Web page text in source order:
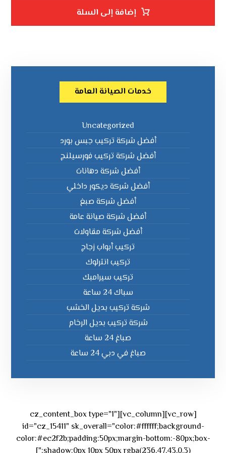
إضافة إلى السلة
خدمات الصيانة العامة
Uncategorized
أفضل شركة تركيب جبس بورد
أفضل شركة تركيب فورسيلنج
أفضل شركة دهانات
أفضل شركة ديكور داخلي
أفضل شركة صبغ
أفضل شركة صيانة عامة
أفضل شركة مقاولات
تركيب أبواب زجاج
تركيب انترلوك
تركيب سيرامبك
سباك 24 ساعة
شركة تركيب بديل الخشب
شركة تركيب بديل الرخام
صباغ 24 ساعة
صباغ في دبي 24 ساعة
[vc_row][vc_column][cz_content_box type="1"
id="cz_15411" sk_overall="color:#ffffff;background-
color:#ec2f2b;padding:50px;margin-bottom:-80px;box-